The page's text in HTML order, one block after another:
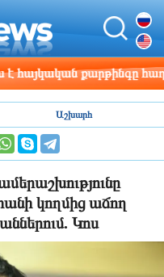
քարթինգը
Աշխարհ
կողմից աճող
Կոս